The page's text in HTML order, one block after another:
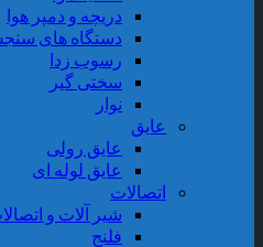
دریچه و دمپر هوا
دستگاه های
رسوب زدا
سختی گیر
نوار
عایق
عایق رولی
عایق لوله ای
اتصالات
شیر آلات و
فلنج